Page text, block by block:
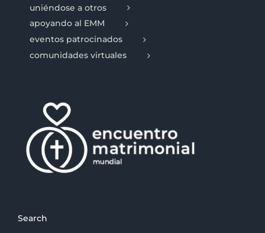
uniéndose a otros
apoyando al EMM
eventos patrocinados
comunidades virtuales
Search